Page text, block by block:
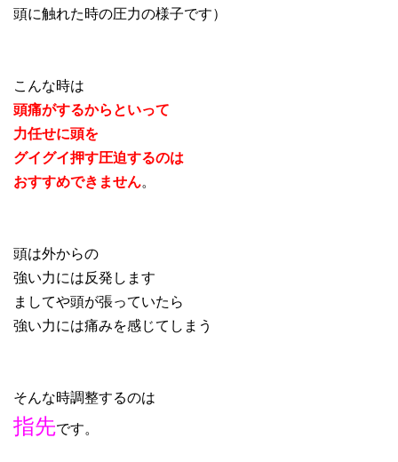
頭に触れた時の圧力の様子です）
こんな時は
頭痛がするからといって
力任せに頭を
グイグイ押す圧迫するのは
おすすめできません。
頭は外からの
強い力には反発します
ましてや頭が張っていたら
強い力には痛みを感じてしまう
そんな時調整するのは
指先です。